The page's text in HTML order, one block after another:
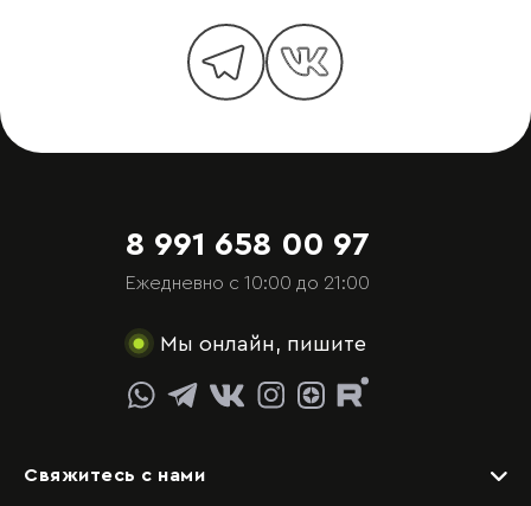
8 991 658 00 97
Ежедневно с 10:00 до 21:00
Мы онлайн, пишите
Свяжитесь с нами